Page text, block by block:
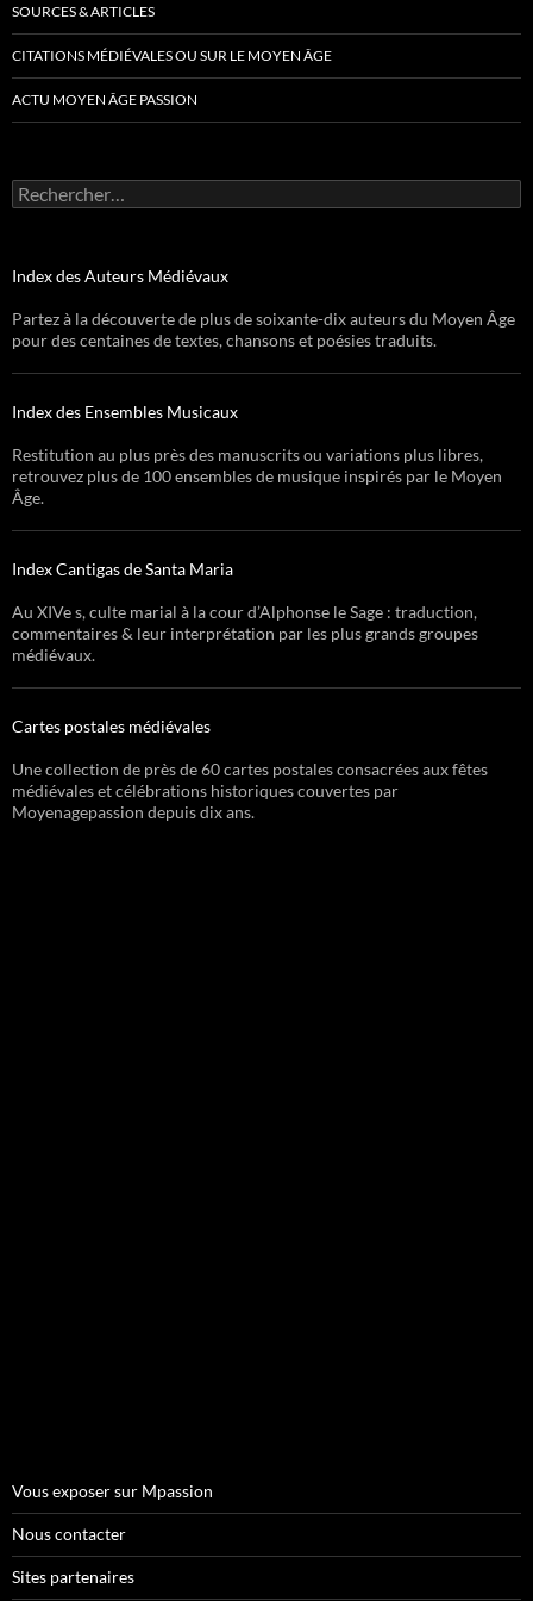
SOURCES & ARTICLES
CITATIONS MÉDIÉVALES OU SUR LE MOYEN ÂGE
ACTU MOYEN ÂGE PASSION
Rechercher :
Index des Auteurs Médiévaux
Partez à la découverte de plus de soixante-dix auteurs du Moyen Âge
pour des centaines de textes, chansons et poésies traduits.
Index des Ensembles Musicaux
Restitution au plus près des manuscrits ou variations plus libres,
retrouvez plus de 100 ensembles de musique inspirés par le Moyen
Âge.
Index Cantigas de Santa Maria
Au XIVe s, culte marial à la cour d’Alphonse le Sage : traduction,
commentaires & leur interprétation par les plus grands groupes
médiévaux.
Cartes postales médiévales
Une collection de près de 60 cartes postales consacrées aux fêtes
médiévales et célébrations historiques couvertes par
Moyenagepassion depuis dix ans.
Vous exposer sur Mpassion
Nous contacter
Sites partenaires